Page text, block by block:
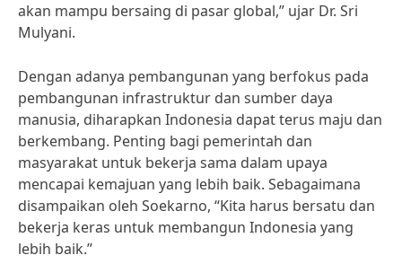
akan mampu bersaing di pasar global,” ujar Dr. Sri
Mulyani.
Dengan adanya pembangunan yang berfokus pada
pembangunan infrastruktur dan sumber daya
manusia, diharapkan Indonesia dapat terus maju dan
berkembang. Penting bagi pemerintah dan
masyarakat untuk bekerja sama dalam upaya
mencapai kemajuan yang lebih baik. Sebagaimana
disampaikan oleh Soekarno, “Kita harus bersatu dan
bekerja keras untuk membangun Indonesia yang
lebih baik.”